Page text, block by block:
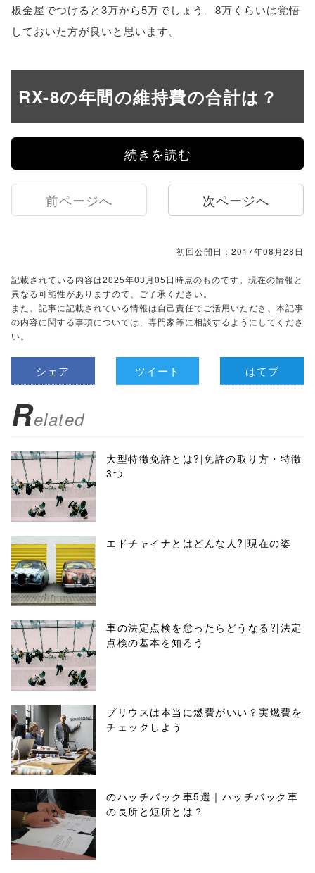
板金屋でつけると3万から5万でしょう。8万くらいは覚悟
しておいた方が良いと思います。
RX-8の年間の維持費の合計は？
続きを読む
前ページへ 次ページへ
初回公開日：2017年08月28日
記載されている内容は2025年03月05日時点のものです。現在の情報と
異なる可能性がありますので、ご了承ください。
また、記事に記載されている情報は自己責任でご活用いただき、本記事
の内容に関する事項については、専門家等に相談するようにしてくださ
い。
シェア ツイート はてブ
Related
大型特徴免許とは?|免許の取り方・特徴
3つ
エドチャイナとはどんな人?|現在の姿
車の法定点検を怠ったらどうなる?|法定
点検の基本を知ろう
プリウスは本当に燃費がいい？実燃費を
チェックしよう
のハッチバック車5選｜ハッチバック車
の長所と短所とは？